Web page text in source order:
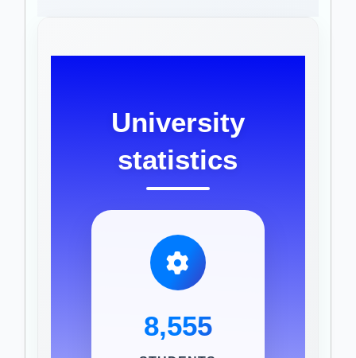
University
statistics
8,555